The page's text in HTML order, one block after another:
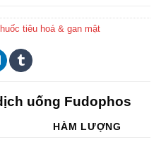
tiêu hoá & gan mật
uống Fudophos
HÀM LƯỢNG